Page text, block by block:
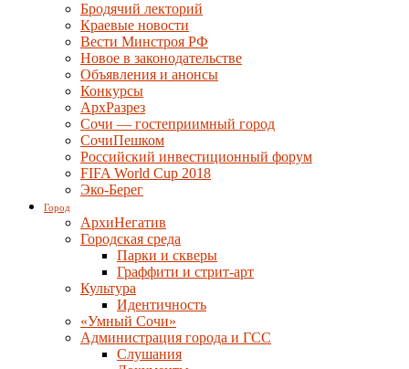
Бродячий лекторий
Краевые новости
Вести Минстроя РФ
Новое в законодательстве
Объявления и анонсы
Конкурсы
АрхРазрез
Сочи — гостеприимный город
СочиПешком
Российский инвестиционный форум
FIFA World Cup 2018
Эко-Берег
Город
АрхиНегатив
Городская среда
Парки и скверы
Граффити и стрит-арт
Культура
Идентичность
«Умный Сочи»
Администрация города и ГСС
Слушания